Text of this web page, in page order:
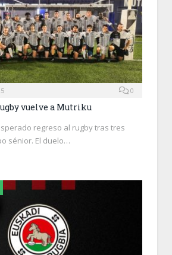
0
vuelve a Mutriku
regreso al rugby tras tres
sénior. El duelo…